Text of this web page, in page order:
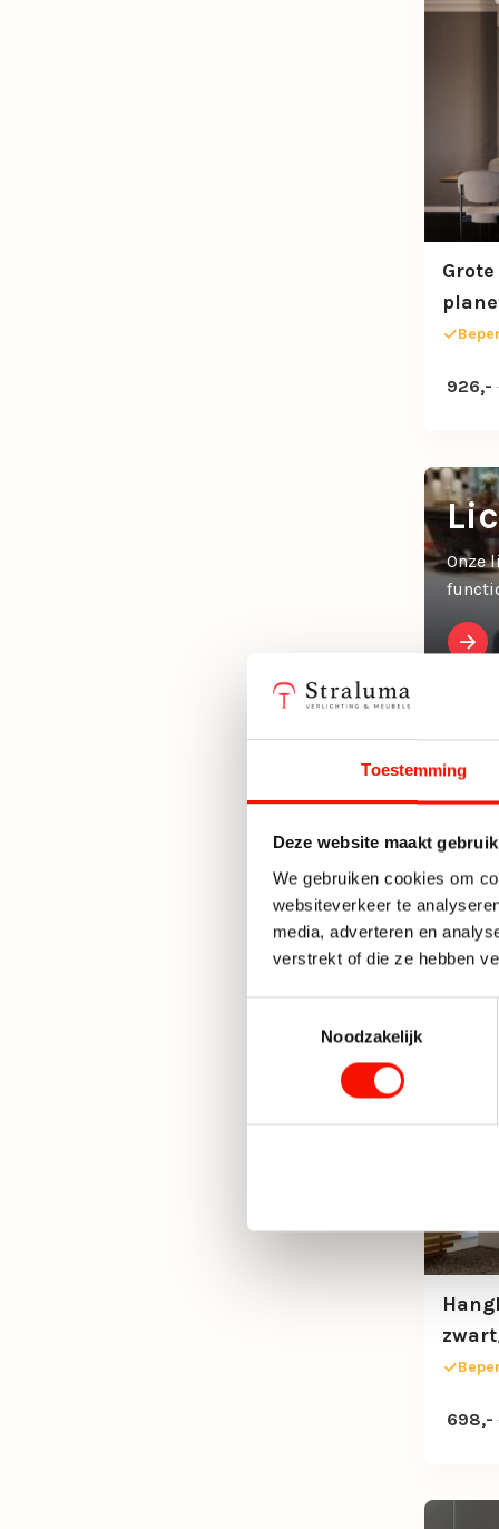
Toestemming
Deze website maakt
We gebruiken cookies om
websiteverkeer te
media, adverteren en
verstrekt of die ze hebben
Noodzakelijk
80cm
926,-
Onze
698,-